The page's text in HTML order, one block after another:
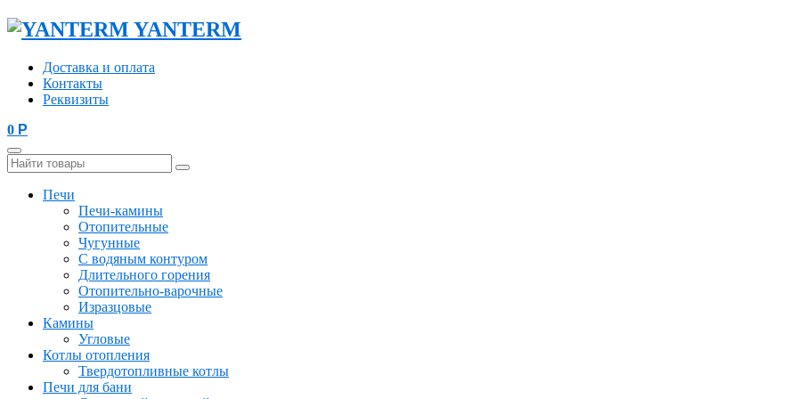
YANTERM
Доставка и оплата
Контакты
Реквизиты
0 Р
Печи
Печи-камины
Отопительные
Чугунные
С водяным контуром
Длительного горения
Отопительно-варочные
Изразцовые
Камины
Угловые
Котлы отопления
Твердотопливные котлы
Печи для бани